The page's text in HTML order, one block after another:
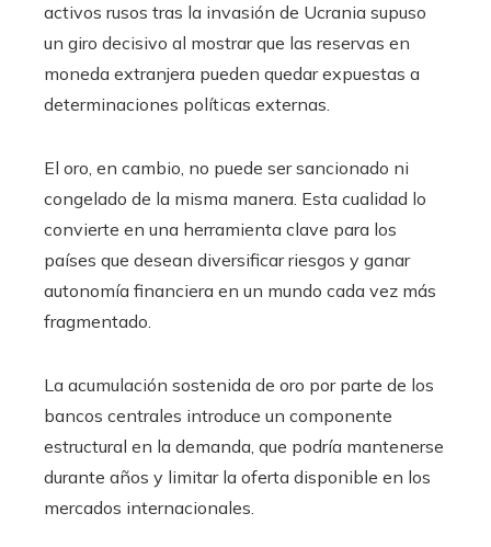
activos rusos tras la invasión de Ucrania supuso
un giro decisivo al mostrar que las reservas en
moneda extranjera pueden quedar expuestas a
determinaciones políticas externas.
El oro, en cambio, no puede ser sancionado ni
congelado de la misma manera. Esta cualidad lo
convierte en una herramienta clave para los
países que desean diversificar riesgos y ganar
autonomía financiera en un mundo cada vez más
fragmentado.
La acumulación sostenida de oro por parte de los
bancos centrales introduce un componente
estructural en la demanda, que podría mantenerse
durante años y limitar la oferta disponible en los
mercados internacionales.